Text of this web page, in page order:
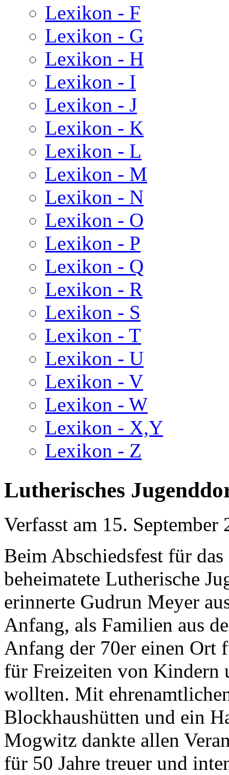
Lexikon - F
Lexikon - G
Lexikon - H
Lexikon - I
Lexikon - J
Lexikon - K
Lexikon - L
Lexikon - M
Lexikon - N
Lexikon - O
Lexikon - P
Lexikon - Q
Lexikon - R
Lexikon - S
Lexikon - T
Lexikon - U
Lexikon - V
Lexikon - W
Lexikon - X,Y
Lexikon - Z
Lutherisches
Verfasst am 15. September
Beim Abschiedsfest für
beheimatete Lutherische
erinnerte Gudrun Meyer
Anfang, als Familien aus
Anfang der 70er einen Ort
für Freizeiten von Kindern
wollten. Mit
Blockhaushütten und ein
Mogwitz dankte allen
für 50 Jahre treuer und